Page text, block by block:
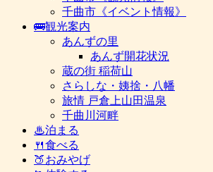
千曲市《イベント情報》
🚌観光案内
あんずの里
あんず開花状況
蔵の街 稲荷山
さらしな・姨捨・八幡
旅情 戸倉上山田温泉
千曲川河畔
♨泊まる
🍴食べる
🍑おみやげ